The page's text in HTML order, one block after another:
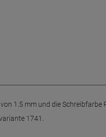
1.5 mm und die Schreibfarbe
1741.